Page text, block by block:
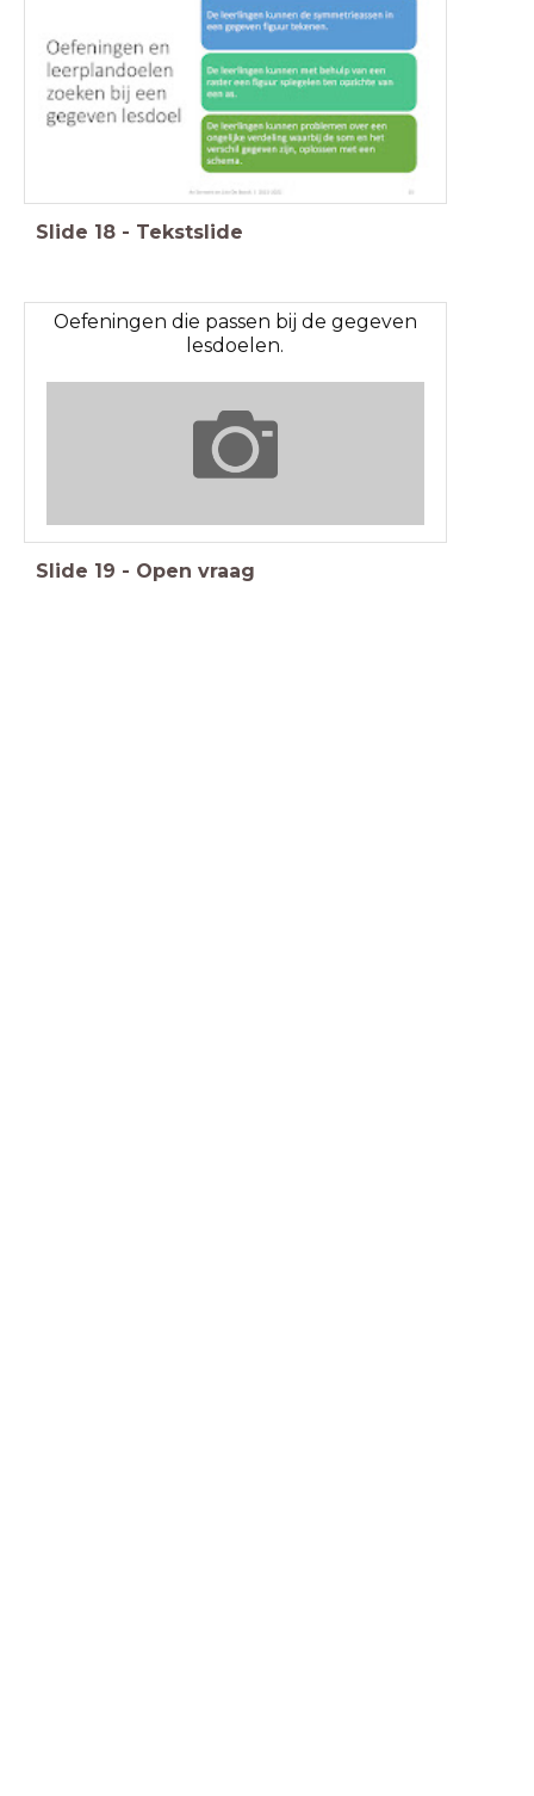
Slide 18 - Tekstslide
Oefeningen die passen bij de gegeven
lesdoelen.
Slide 19 - Open vraag